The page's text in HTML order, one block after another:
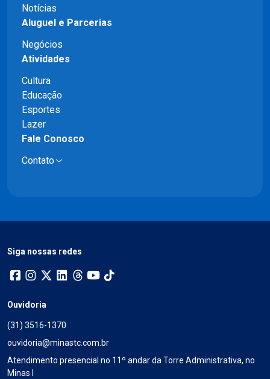
Notícias
Aluguel e Parcerias
Negócios
Atividades
Cultura
Educação
Esportes
Lazer
Fale Conosco
Contato
Siga nossas redes
Ouvidoria
(31) 3516-1370
ouvidoria@minastc.com.br
Atendimento presencial no 11º andar da Torre Administrativa, no
Minas I